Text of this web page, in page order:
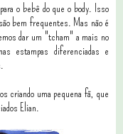
o bebê do que o body. Isso
bem frequentes. Mas não é
dar um "tcham" a mais no
estampas diferenciadas e
criando uma pequena fã, que
Elian.